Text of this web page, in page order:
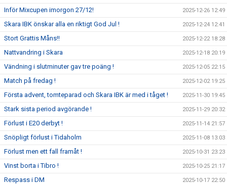
Inför Mixcupen imorgon 27/12! 2025-12-26 12:49
Skara IBK önskar alla en riktigt God Jul ! 2025-12-24 12:41
Stort Grattis Måns!! 2025-12-22 18:28
Nattvandring i Skara 2025-12-18 20:19
Vändning i slutminuter gav tre poäng ! 2025-12-05 22:15
Match på fredag ! 2025-12-02 19:25
Första advent, tomteparad och Skara IBK är med i tåget ! 2025-11-30 19:45
Stark sista period avgörande ! 2025-11-29 20:32
Förlust i E20 derbyt ! 2025-11-14 21:57
Snöpligt förlust i Tidaholm 2025-11-08 13:03
Förlust men ett fall framåt ! 2025-10-31 23:23
Vinst borta i Tibro ! 2025-10-25 21:17
Respass i DM 2025-10-17 22:50